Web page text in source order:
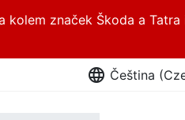
značek Škoda a
language Čeština